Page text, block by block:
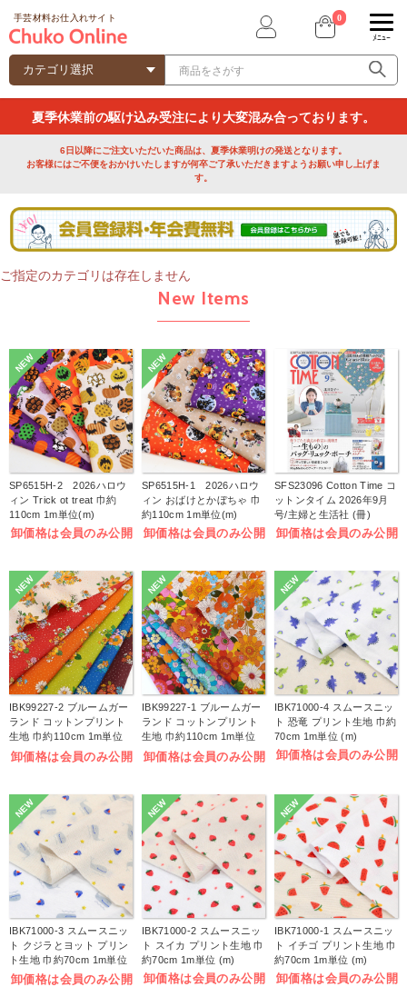
手芸材料お仕入れサイト 0
ﾒﾆｭｰ
夏季休業前の駆け込み受注により大変混み合っております。
6日以降にご注文いただいた商品は、夏季休業明けの発送となります。
お客様にはご不便をおかけいたしますが何卒ご了承いただきますようお願い申し上げま
す。
ご指定のカテゴリは存在しません
New Items
NEW
SP6515H-2 2026ハロウ
ィン Trick ot treat 巾約
110cm 1m単位(m)
卸価格は会員のみ公開
NEW
SP6515H-1 2026ハロウ
ィン おばけとかぼちゃ 巾
約110cm 1m単位(m)
卸価格は会員のみ公開
SFS23096 Cotton Time コ
ットンタイム 2026年9月
号/主婦と生活社 (冊)
卸価格は会員のみ公開
NEW
IBK99227-2 ブルームガー
ランド コットンプリント
生地 巾約110cm 1m単位
(m)
卸価格は会員のみ公開
NEW
IBK99227-1 ブルームガー
ランド コットンプリント
生地 巾約110cm 1m単位
(m)
卸価格は会員のみ公開
NEW
IBK71000-4 スムースニッ
ト 恐竜 プリント生地 巾約
70cm 1m単位 (m)
卸価格は会員のみ公開
NEW
IBK71000-3 スムースニッ
ト クジラとヨット プリン
ト生地 巾約70cm 1m単位
(m)
卸価格は会員のみ公開
NEW
IBK71000-2 スムースニッ
ト スイカ プリント生地 巾
約70cm 1m単位 (m)
卸価格は会員のみ公開
NEW
IBK71000-1 スムースニッ
ト イチゴ プリント生地 巾
約70cm 1m単位 (m)
卸価格は会員のみ公開